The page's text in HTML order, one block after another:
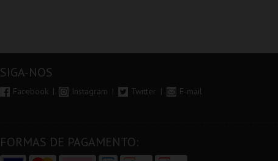
SIGA-NOS
Facebook Instagram Twitter E-mail
FORMAS DE PAGAMENTO: